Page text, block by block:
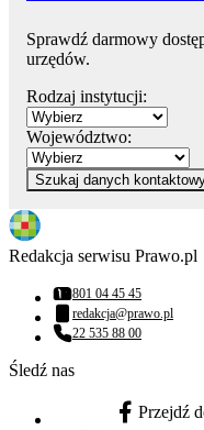
Sprawdź darmowy
urzędów.
Rodzaj instytucji:
Województwo:
Szukaj danych
Redakcja serwisu Prawo.pl
Numer telefonu:
801 04 45 45
Adres email:
redakcja@prawo.pl
Numer telefonu:
22 535 88 00
Śledź nas
facebook -
Przejdź